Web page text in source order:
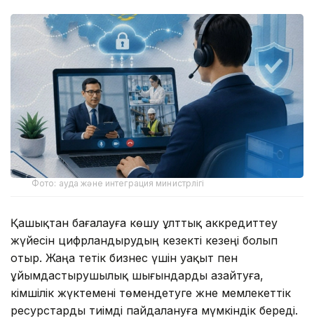
Фото: ауда және интеграция министрлігі
Қашықтан бағалауға көшу ұлттық аккредиттеу
жүйесін цифрландырудың кезекті кезеңі болып
отыр. Жаңа тетік бизнес үшін уақыт пен
ұйымдастырушылық шығындарды азайтуға,
әкімшілік жүктемені төмендетуге және мемлекеттік
ресурстарды тиімді пайдалануға мүмкіндік береді.